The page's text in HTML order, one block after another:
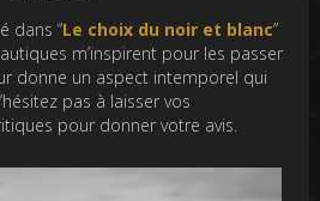
dans “Le choix du noir et blanc”
m’inspirent pour les passer
donne un aspect intemporel qui
pas à laisser vos
pour donner votre avis.